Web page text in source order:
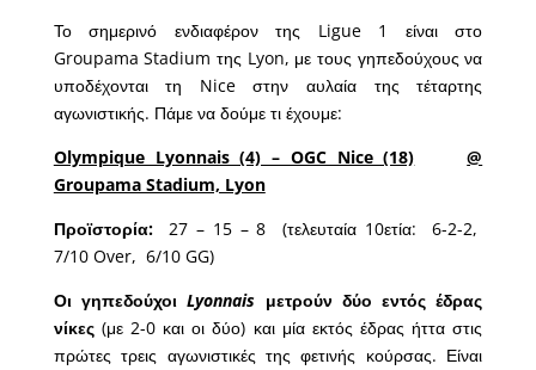
Το σημερινό ενδιαφέρον της Ligue 1 είναι στο
Groupama Stadium της Lyon, με τους γηπεδούχους να
υποδέχονται τη Nice στην αυλαία της τέταρτης
αγωνιστικής. Πάμε να δούμε τι έχουμε:
Olympique Lyonnais (4) – OGC Nice (18)
@
Groupama Stadium, Lyon
Προϊστορία:27 – 15 – 8 (τελευταία 10ετία: 6-2-2,
7/10 Over, 6/10 GG)
Οι γηπεδούχοιLyonnais μετρούν δύο εντός έδρας
νίκες(με 2-0 και οι δύο) και μία εκτός έδρας ήττα στις
πρώτες τρεις αγωνιστικές της φετινής κούρσας. Είναι